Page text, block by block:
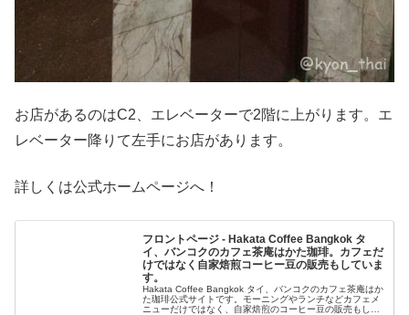
お店があるのはC2、エレベーターで2階に上がります。エ
レベーター降りて左手にお店があります。
詳しくは公式ホームページへ！
フロントページ - Hakata Coffee Bangkok タ
イ、バンコクのカフェ茶庵はかた珈琲。カフェだ
けではなく自家焙煎コーヒー豆の販売もしていま
す。
Hakata Coffee Bangkok タイ、バンコクのカフェ茶庵はか
た珈琲公式サイトです。モーニングやランチなどカフェメ
ニューだけではなく、自家焙煎のコーヒー豆の販売もして